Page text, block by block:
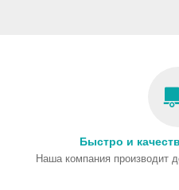
Быстро и
Наша компания производит